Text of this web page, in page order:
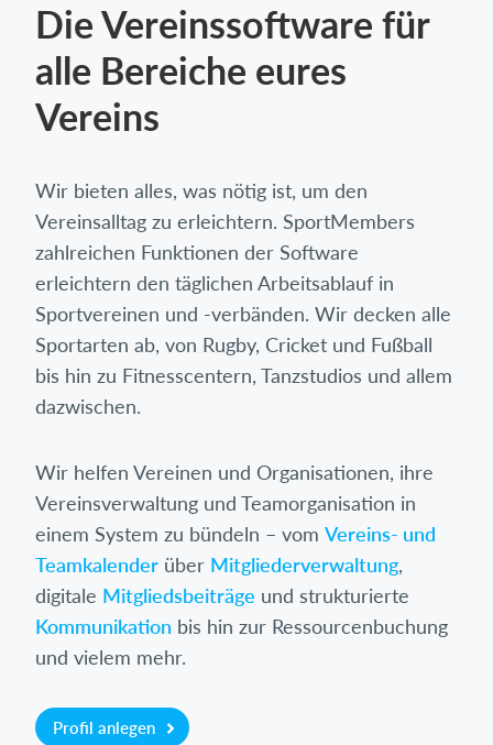
Die Vereinssoftware für
alle Bereiche eures
Vereins
Wir bieten alles, was nötig ist, um den
Vereinsalltag zu erleichtern. SportMembers
zahlreichen Funktionen der Software
erleichtern den täglichen Arbeitsablauf in
Sportvereinen und -verbänden. Wir decken alle
Sportarten ab, von Rugby, Cricket und Fußball
bis hin zu Fitnesscentern, Tanzstudios und allem
dazwischen.
Wir helfen Vereinen und Organisationen, ihre
Vereinsverwaltung und Teamorganisation in
einem System zu bündeln – vom Vereins- und
Teamkalender über Mitgliederverwaltung,
digitale Mitgliedsbeiträge und strukturierte
Kommunikation bis hin zur Ressourcenbuchung
und vielem mehr.
Profil anlegen